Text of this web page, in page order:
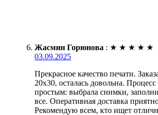
Жасмин Горюнова : ★ ★ ★ ★ ★
03.09.2025
Прекрасное качество печати.
20х30, осталась довольна.
простым: выбрала снимки,
все. Оперативная доставка
Рекомендую всем, кто ищет